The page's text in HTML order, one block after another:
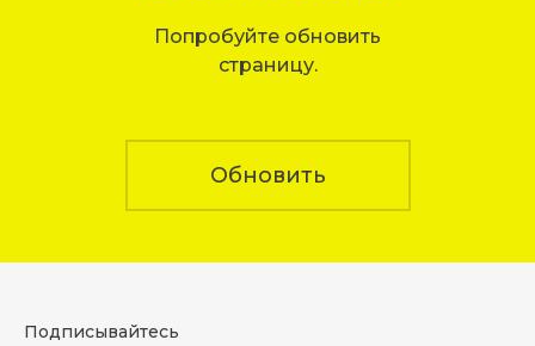
Попробуйте обновить
страницу.
Обновить
Подписывайтесь